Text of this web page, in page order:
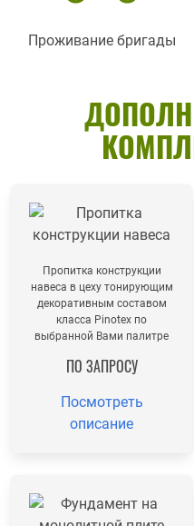
Проживание бригады
Пропитка конструкции
навеса в цеху тонирующим
декоративным составом
класса Pinotex по
выбранной Вами палитре
ПО ЗАПРОСУ
Посмотреть
описание